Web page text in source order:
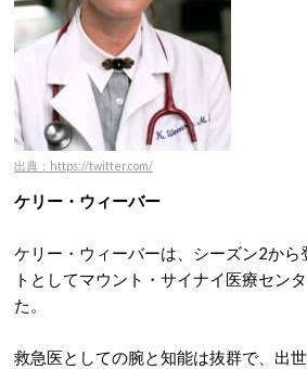
出典：https://twitter.com/
ケリー・ウィーバー
ケリー・ウィーバーは、シーズン2から
トとしてマウント・サイナイ医療セン
た。
救急医としての腕と知能は抜群で、出